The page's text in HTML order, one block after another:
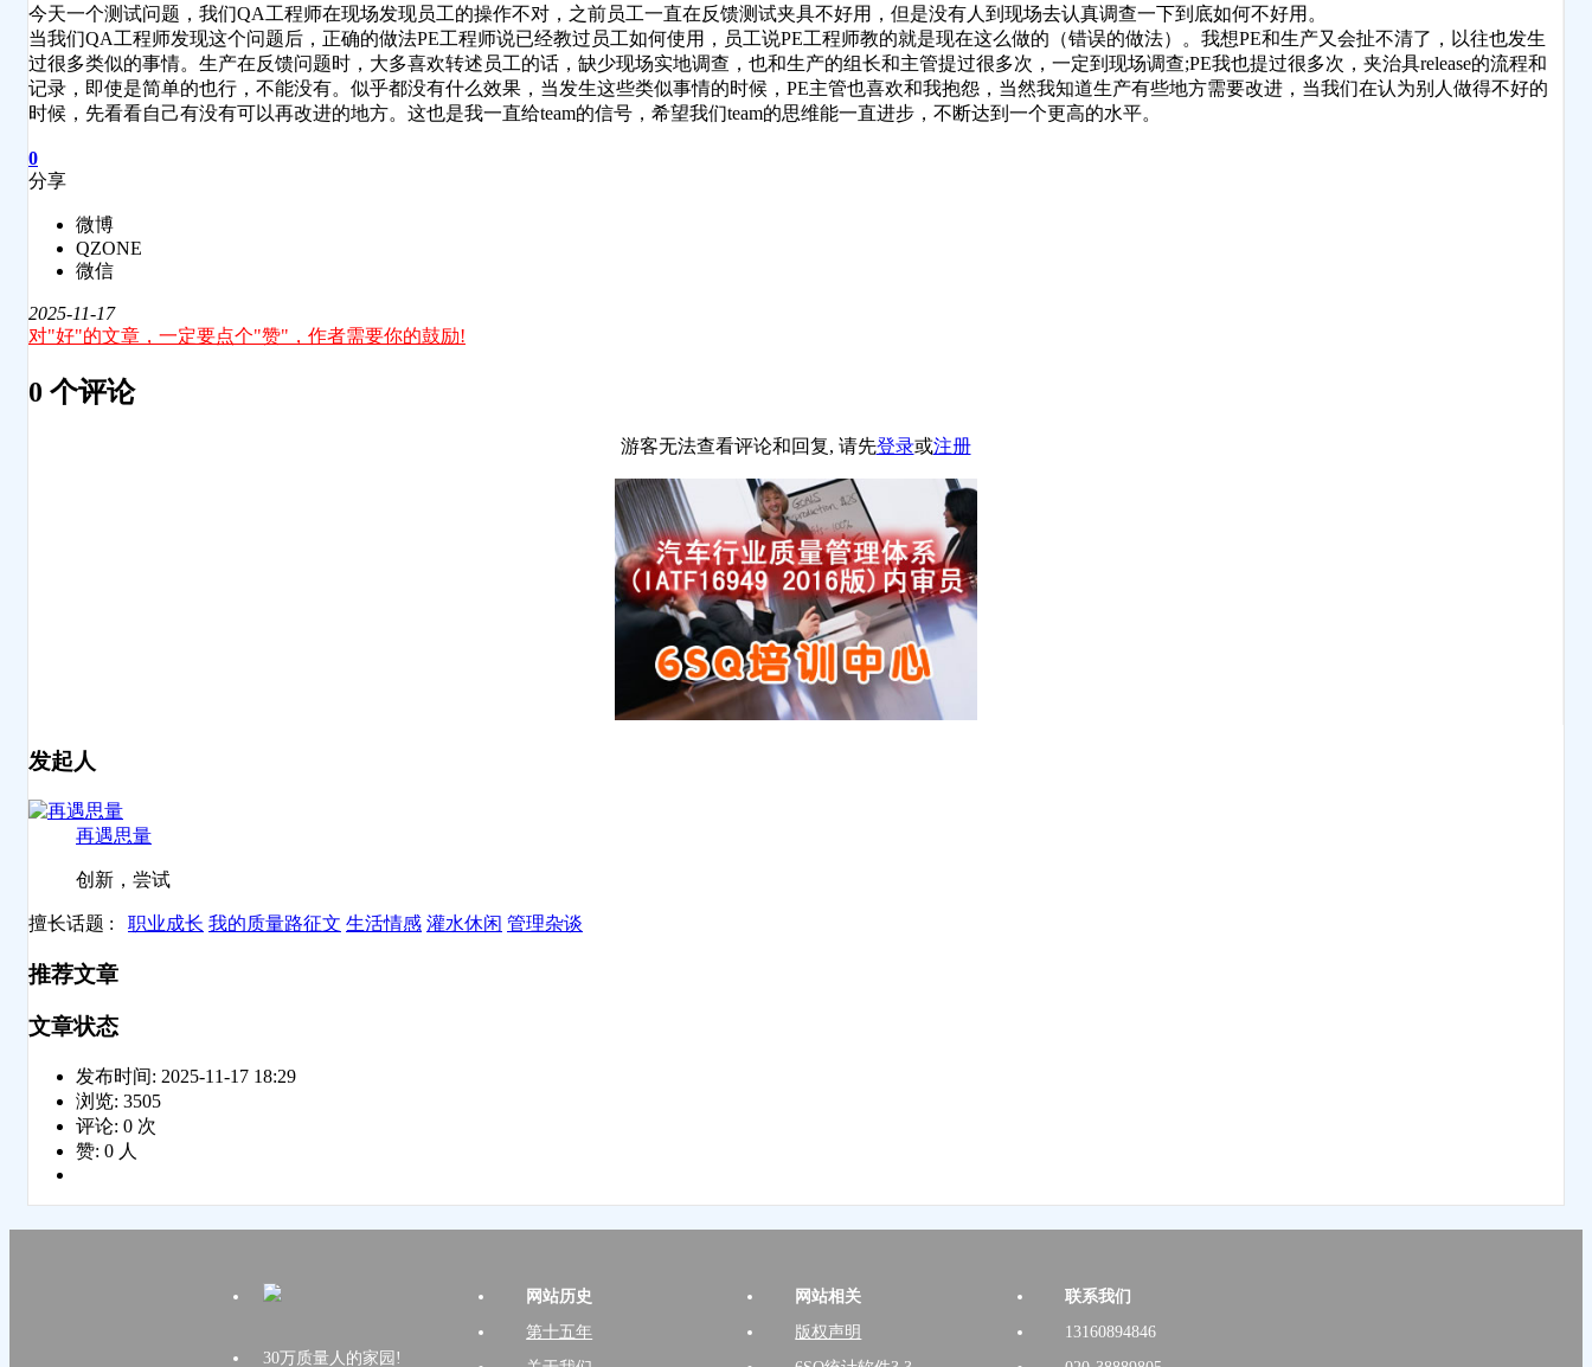
今天一个测试问题，我们QA工程师在现场发现员工的操作不对，之前员工一直在反馈测试夹具不好用，但是没有人到现场去认真调查一下到底如何不好用。
当我们QA工程师发现这个问题后，正确的做法PE工程师说已经教过员工如何使用，员工说PE工程师教的就是现在这么做的（错误的做法）。我想PE和生产又会扯不清了，以往也发生
过很多类似的事情。生产在反馈问题时，大多喜欢转述员工的话，缺少现场实地调查，也和生产的组长和主管提过很多次，一定到现场调查;PE我也提过很多次，夹治具release的流程和
记录，即使是简单的也行，不能没有。似乎都没有什么效果，当发生这些类似事情的时候，PE主管也喜欢和我抱怨，当然我知道生产有些地方需要改进，当我们在认为别人做得不好的
时候，先看看自己有没有可以再改进的地方。这也是我一直给team的信号，希望我们team的思维能一直进步，不断达到一个更高的水平。
0
分享
微博
QZONE
微信
2025-11-17
对"好"的文章，一定要点个"赞"，作者需要你的鼓励!
0 个评论
游客无法查看评论和回复, 请先登录或注册
发起人
再遇思量
创新，尝试
擅长话题 : 职业成长 我的质量路征文 生活情感 灌水休闲 管理杂谈
推荐文章
文章状态
发布时间: 2025-11-17 18:29
浏览: 3505
评论: 0 次
赞: 0 人
30万质量人的家园!
网站历史
第十五年
网站相关
版权声明
联系我们
13160894846